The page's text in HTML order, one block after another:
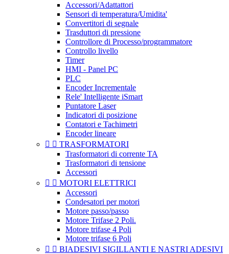
Accessori/Adattattori
Sensori di temperatura/Umidita'
Convertitori di segnale
Trasduttori di pressione
Controllore di Processo/programmatore
Controllo livello
Timer
HMI - Panel PC
PLC
Encoder Incrementale
Rele' Intelligente iSmart
Puntatore Laser
Indicatori di posizione
Contatori e Tachimetri
Encoder lineare
  TRASFORMATORI
Trasformatori di corrente TA
Trasformatori di tensione
Accessori
  MOTORI ELETTRICI
Accessori
Condesatori per motori
Motore passo/passo
Motore Trifase 2 Poli.
Motore trifase 4 Poli
Motore trifase 6 Poli
  BIADESIVI SIGILLANTI E NASTRI ADESIVI